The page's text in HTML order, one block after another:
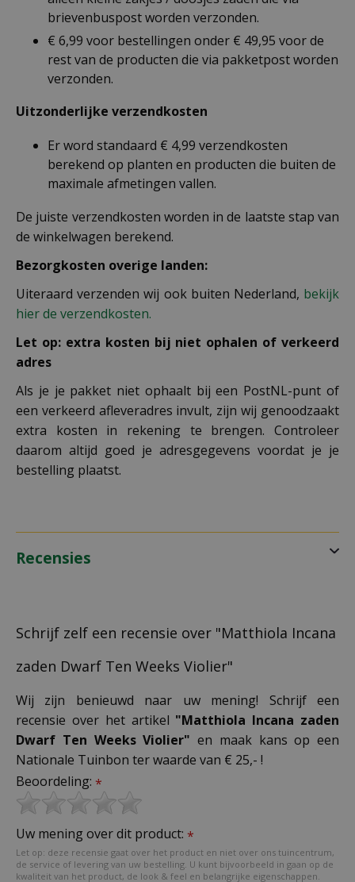
brievenbuspost worden verzonden.
€ 6,99 voor bestellingen onder € 49,95 voor de
rest van de producten die via pakketpost worden
verzonden.
Uitzonderlijke verzendkosten
Er word standaard € 4,99 verzendkosten
berekend op planten en producten die buiten de
maximale afmetingen vallen.
De juiste verzendkosten worden in de laatste stap van
de winkelwagen berekend.
Bezorgkosten overige landen:
Uiteraard verzenden wij ook buiten Nederland, bekijk
hier de verzendkosten.
Let op: extra kosten bij niet ophalen of verkeerd
adres
Als je je pakket niet ophaalt bij een PostNL-punt of
een verkeerd afleveradres invult, zijn wij genoodzaakt
extra kosten in rekening te brengen. Controleer
daarom altijd goed je adresgegevens voordat je je
bestelling plaatst.
Recensies
Schrijf zelf een recensie over "Matthiola Incana
zaden Dwarf Ten Weeks Violier"
Wij zijn benieuwd naar uw mening! Schrijf een
recensie over het artikel "Matthiola Incana zaden
Dwarf Ten Weeks Violier" en maak kans op een
Nationale Tuinbon ter waarde van € 25,- !
Beoordeling: *
Uw mening over dit product: *
Let op: deze recensie gaat over het product en niet over ons tuincentrum,
de service of levering van uw bestelling. U kunt bijvoorbeeld in gaan op de
kwaliteit van het product, de look & feel en belangrijke eigenschappen.